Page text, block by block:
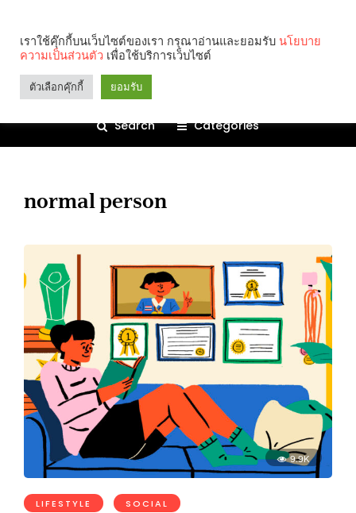
Search Categories
normal person
9.9K
LIFESTYLE SOCIAL
เราใช้คุ๊กกี้บนเว็บไซต์ของเรา กรุณาอ่านและยอมรับ นโยบาย
ความเป็นส่วนตัว เพื่อใช้บริการเว็บไซต์
ตัวเลือกคุ๊กกี้ ยอมรับ